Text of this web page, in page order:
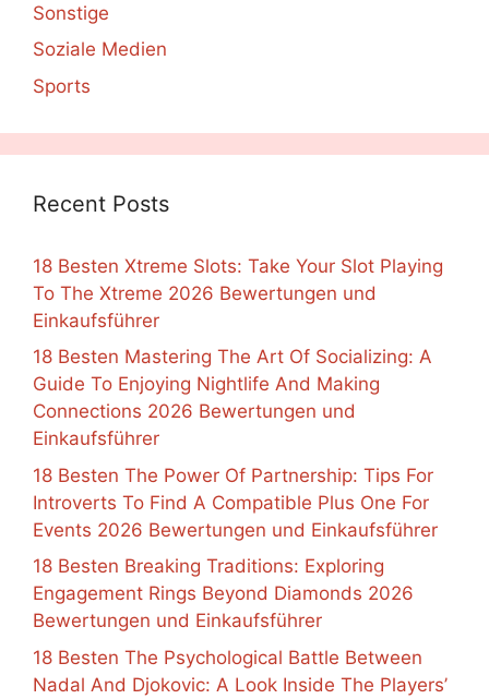
Sonstige
Soziale Medien
Sports
Recent Posts
18 Besten Xtreme Slots: Take Your Slot Playing
To The Xtreme 2026 Bewertungen und
Einkaufsführer
18 Besten Mastering The Art Of Socializing: A
Guide To Enjoying Nightlife And Making
Connections 2026 Bewertungen und
Einkaufsführer
18 Besten The Power Of Partnership: Tips For
Introverts To Find A Compatible Plus One For
Events 2026 Bewertungen und Einkaufsführer
18 Besten Breaking Traditions: Exploring
Engagement Rings Beyond Diamonds 2026
Bewertungen und Einkaufsführer
18 Besten The Psychological Battle Between
Nadal And Djokovic: A Look Inside The Players’